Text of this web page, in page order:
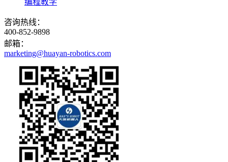
咨询热线：
400-852-9898
邮箱：
marketing@huayan-robotics.com